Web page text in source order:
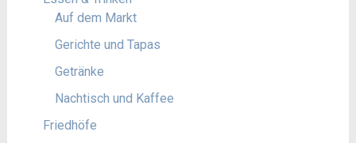
Auf dem Markt
Gerichte und Tapas
Getränke
Nachtisch und Kaffee
Friedhöfe